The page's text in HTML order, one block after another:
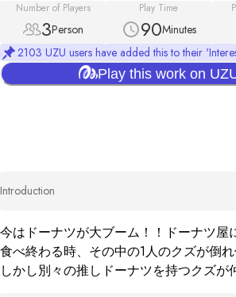
Number of Players
3Person
Play Time
90Minutes
2103 UZU users have added this to their
Play this work on
Introduction
今はドーナツが大ブーム！！ドーナツ屋
食べ終わる時、その中の1人のクズが倒
しかし別々の推しドーナツを持つクズ